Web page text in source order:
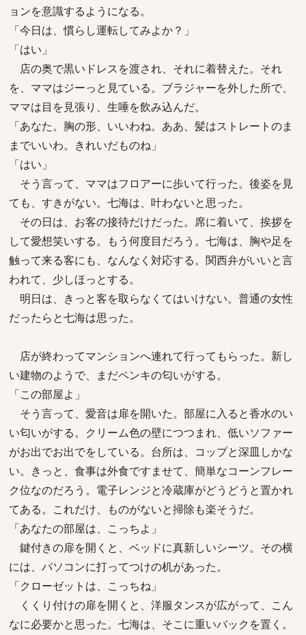
ョンを意識するようになる。
「今日は、慣らし運転してみよか？」
「はい」
店の奥で黒いドレスを渡され、それに着替えた。それ
を、ママはジーっと見ている。ブラジャーを外した所で、
ママは目を見張り、生唾を飲み込んだ。
「あなた。胸の形、いいわね。ああ、髪はストレートのま
までいいわ。きれいだものね」
「はい」
そう言って、ママはフロアーに歩いて行った。後姿を見
ても、すきがない。七海は、叶わないと思った。
その日は、お客の接待だけだった。席に着いて、挨拶を
して愛想笑いする。もう何度目だろう。七海は、胸や足を
触って来る客にも、なんなく対応する。関西弁がいいと言
われて、少しほっとする。
明日は、きっと客を取らなくてはいけない。普通の女性
だったらと七海は思った。
店が終わってマンションへ連れて行ってもらった。新し
い建物のようで、まだペンキの匂いがする。
「この部屋よ」
そう言って、愛音は扉を開いた。部屋に入ると香水のい
い匂いがする。クリーム色の壁につつまれ、低いソファー
がお出でお出でをしている。台所は、コップと深皿しかな
い。きっと、食事は外食ですませて、簡単なコーンフレー
ク位なのだろう。電子レンジと冷蔵庫がどうどうと置かれ
てある。これだけ、ものがないと掃除も楽そうだ。
「あなたの部屋は、こっちよ」
鍵付きの扉を開くと、ベッドに真新しいシーツ。その横
には、パソコンに打ってつけの机があった。
「クローゼットは、こっちね」
くくり付けの扉を開くと、洋服タンスが広がって、こん
なに必要かと思った。七海は、そこに重いバックを置く。